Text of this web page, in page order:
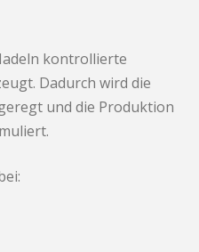
kontrollierte
Dadurch wird die
und die Produktion